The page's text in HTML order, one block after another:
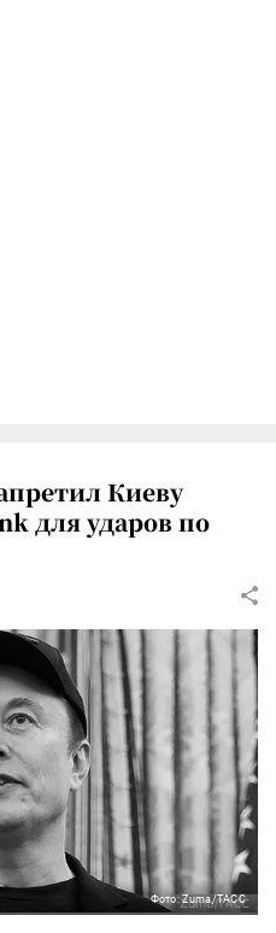
Киеву
для ударов по
Фото: Zuma/ТАСС